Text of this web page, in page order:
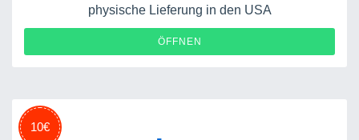
physische Lieferung in den USA
ÖFFNEN
10€